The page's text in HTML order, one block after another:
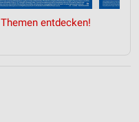
entdecken!